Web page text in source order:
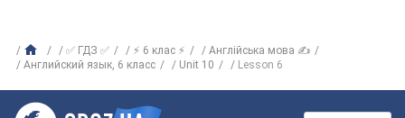
✅ ГДЗ ✅ ⚡ 6 клас ⚡
Англійська мова ✍
Английский язык, 6 класс
Unit 10 Lesson 6